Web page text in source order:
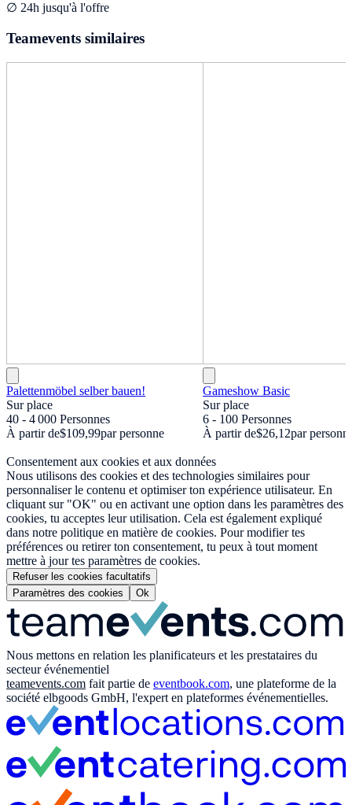
∅ 24h jusqu'à l'offre
Teamevents similaires
Palettenmöbel selber bauen!
Sur place
40 - 4 000 Personnes
À partir de$109,99par personne
Gameshow Basic
Sur place
6 - 100 Personnes
À partir de$26,12par
Consentement aux cookies et aux données
Nous utilisons des cookies et des technologies similaires pour
personnaliser le contenu et optimiser ton expérience utilisateur. En
cliquant sur "OK" ou en activant une option dans les paramètres des
cookies, tu acceptes leur utilisation. Cela est également expliqué
dans notre politique en matière de cookies. Pour modifier tes
préférences ou retirer ton consentement, tu peux à tout moment
mettre à jour tes paramètres de cookies.
Refuser les cookies facultatifs
Paramètres des cookies
Ok
Nous mettons en relation les planificateurs et les prestataires du
secteur événementiel
teamevents.com fait partie de eventbook.com, une plateforme de la
société elbgoods GmbH, l'expert en plateformes événementielles.